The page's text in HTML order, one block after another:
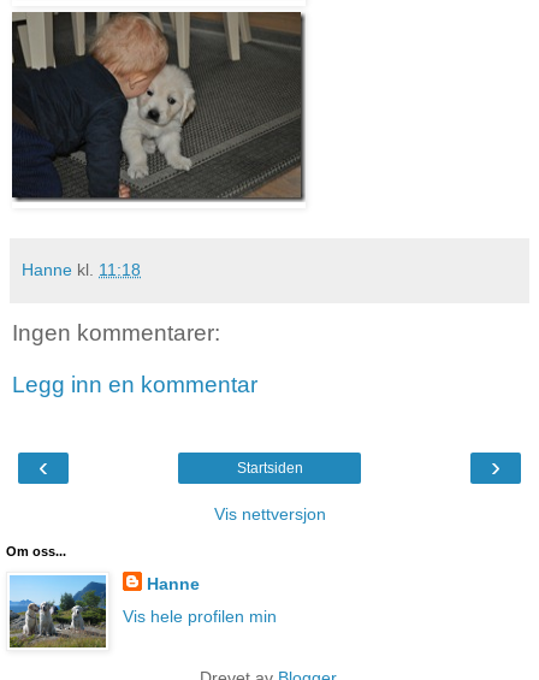
Hanne kl. 11:18
Ingen kommentarer:
Legg inn en kommentar
‹ ›
Startsiden
Vis nettversjon
Om oss...
Hanne
Vis hele profilen min